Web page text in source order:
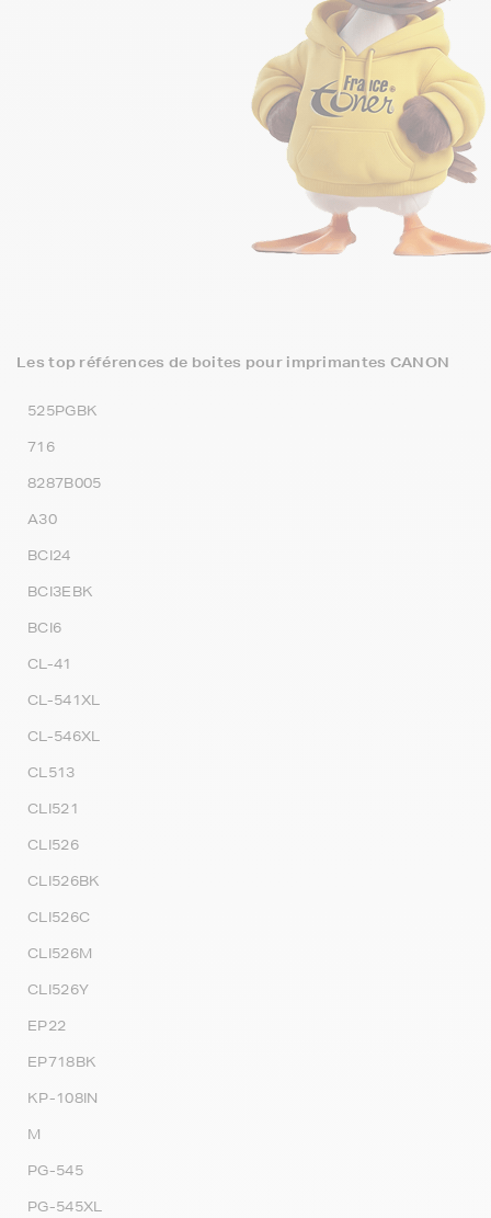
Les top références de boites pour imprimantes CANON
525PGBK
716
8287B005
A30
BCI24
BCI3EBK
BCI6
CL-41
CL-541XL
CL-546XL
CL513
CLI521
CLI526
CLI526BK
CLI526C
CLI526M
CLI526Y
EP22
EP718BK
KP-108IN
M
PG-545
PG-545XL